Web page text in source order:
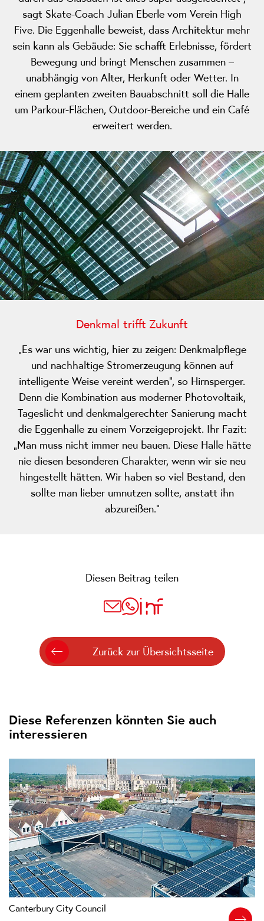
sagt Skate-Coach Julian Eberle vom Verein High
Five. Die Eggenhalle beweist, dass Architektur mehr
sein kann als Gebäude: Sie schafft Erlebnisse, fördert
Bewegung und bringt Menschen zusammen –
unabhängig von Alter, Herkunft oder Wetter. In
einem geplanten zweiten Bauabschnitt soll die Halle
um Parkour-Flächen, Outdoor-Bereiche und ein Café
erweitert werden.
Denkmal trifft Zukunft
„Es war uns wichtig, hier zu zeigen: Denkmalpflege
und nachhaltige Stromerzeugung können auf
intelligente Weise vereint werden“, so Hirnsperger.
Denn die Kombination aus moderner Photovoltaik,
Tageslicht und denkmalgerechter Sanierung macht
die Eggenhalle zu einem Vorzeigeprojekt. Ihr Fazit:
„Man muss nicht immer neu bauen. Diese Halle hätte
nie diesen besonderen Charakter, wenn wir sie neu
hingestellt hätten. Wir haben so viel Bestand, den
sollte man lieber umnutzen sollte, anstatt ihn
abzureißen.“
Diesen Beitrag teilen
Zurück zur Übersichtsseite
Diese Referenzen könnten Sie auch
interessieren
Canterbury City Council